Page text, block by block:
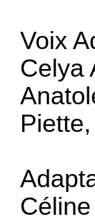
Voix
Celya